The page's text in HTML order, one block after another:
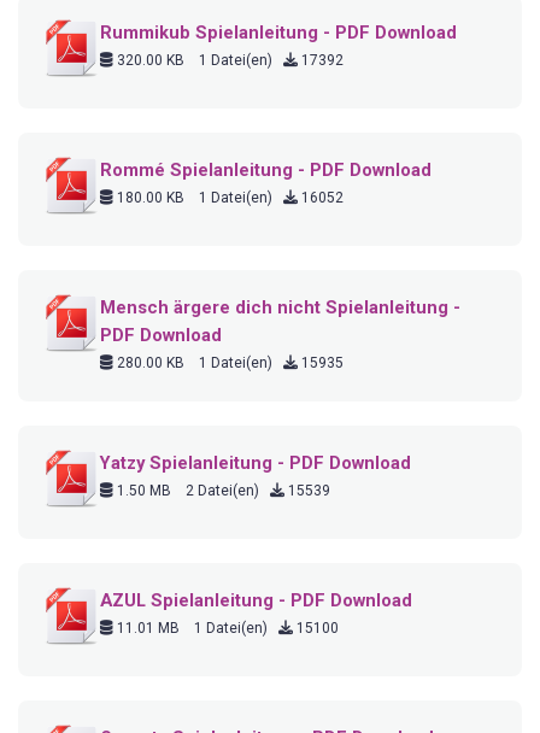
Rummikub Spielanleitung - PDF Download
320.00 KB 1 Datei(en) 17392
Rommé Spielanleitung - PDF Download
180.00 KB 1 Datei(en) 16052
Mensch ärgere dich nicht Spielanleitung -
PDF Download
280.00 KB 1 Datei(en) 15935
Yatzy Spielanleitung - PDF Download
1.50 MB 2 Datei(en) 15539
AZUL Spielanleitung - PDF Download
11.01 MB 1 Datei(en) 15100